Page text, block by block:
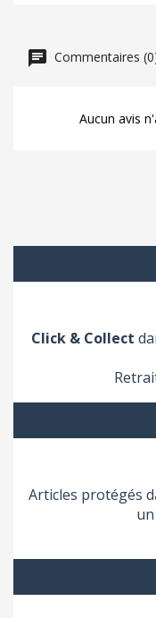
Commentaires
Aucun avis
Click & Collect
Articles protégés